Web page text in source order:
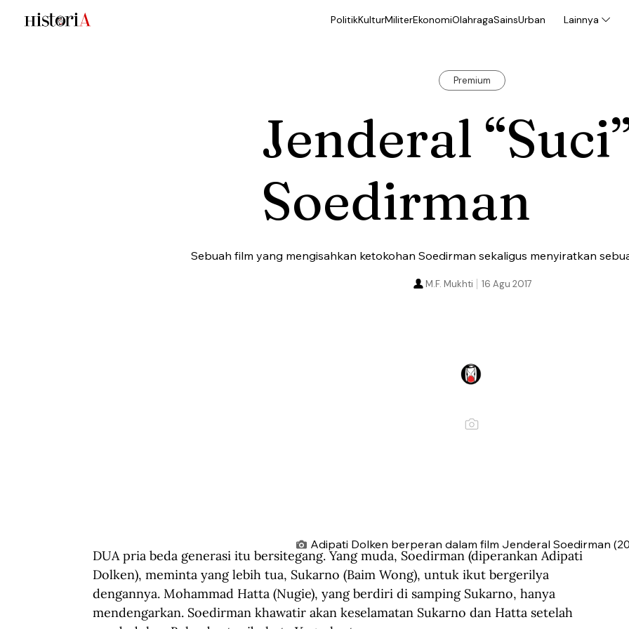
PolitikKulturMiliterEkonomiOlahragaSainsUrban Lainnya
Premium
Jenderal
Soedirman
Sebuah film yang mengisahkan ketokohan Soedirman sekaligus menyiratkan
16 Agu 2017
M.F. Mukhti
Adipati Dolken berperan dalam film Jenderal Soedirman
DUA pria beda generasi itu bersitegang. Yang muda, Soedirman (diperankan Adipati
Dolken), meminta yang lebih tua, Sukarno (Baim Wong), untuk ikut bergerilya
dengannya. Mohammad Hatta (Nugie), yang berdiri di samping Sukarno, hanya
mendengarkan. Soedirman khawatir akan keselamatan Sukarno dan Hatta setelah